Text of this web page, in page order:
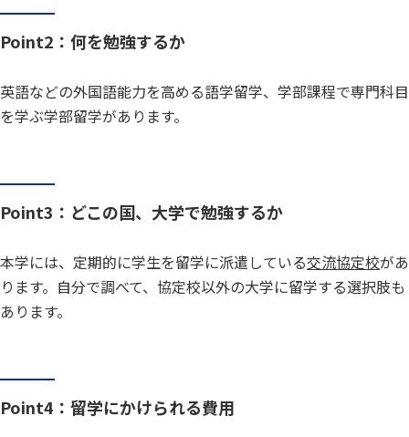
Point2：何を勉強するか
英語などの外国語能力を高める語学留学、学部課程で専門科目
を学ぶ学部留学があります。
Point3：どこの国、大学で勉強するか
本学には、定期的に学生を留学に派遣している交流協定校があ
ります。自分で調べて、協定校以外の大学に留学する選択肢も
あります。
Point4：留学にかけられる費用